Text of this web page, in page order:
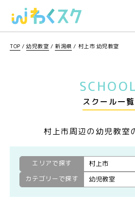
TOP /幼児教室 /新潟県 / 村上市 幼児教室
スクール一覧
村上市周辺の幼児教室
エリアで探す 村上市
カテゴリーで探す
幼児教室